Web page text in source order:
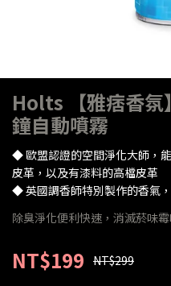
Holts 【雅痞香氛
鐘自動噴霧
◆ 歐盟認證的空間淨化大師，
皮革，以及有漆料的高檔皮革
◆ 英國調香師特別製作的香氣
除臭淨化便利快速，消滅菸味
NT$199 NT$299